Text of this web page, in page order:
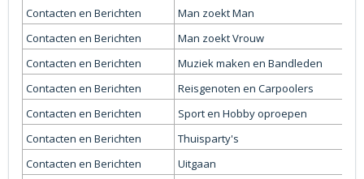
Contacten en Berichten
Man zoekt Man
Contacten en Berichten
Man zoekt Vrouw
Contacten en Berichten
Muziek maken en Bandleden
Contacten en Berichten
Reisgenoten en Carpoolers
Contacten en Berichten
Sport en Hobby oproepen
Contacten en Berichten
Thuisparty's
Contacten en Berichten
Uitgaan